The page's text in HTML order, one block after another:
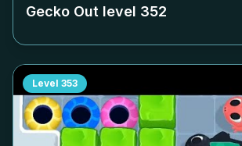
Gecko Out level 352
Level 353